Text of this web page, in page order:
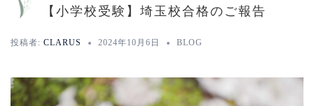
【小学校受験】埼玉校合格のご報告
投稿者: CLARUS 2024年10月6日 BLOG